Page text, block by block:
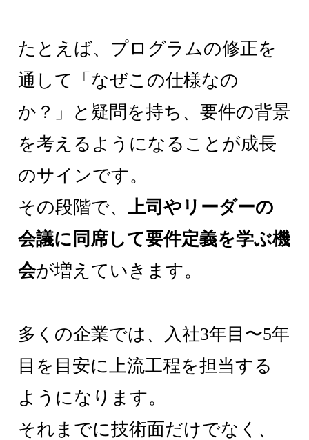
たとえば、プログラムの修正を
通して「なぜこの仕様なの
か？」と疑問を持ち、要件の背景
を考えるようになることが成長
のサインです。
その段階で、上司やリーダーの
会議に同席して要件定義を学ぶ機
会が増えていきます。
多くの企業では、入社3年目〜5年
目を目安に上流工程を担当する
ようになります。
それまでに技術面だけでなく、